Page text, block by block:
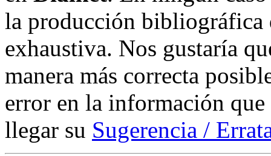
la producción bibliográfica
exhaustiva. Nos gustaría
manera más correcta
error en la información
llegar su Sugerencia /